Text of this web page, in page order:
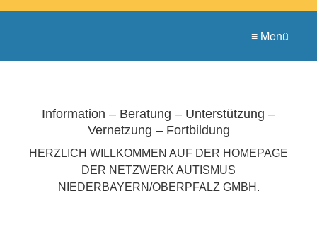
≡ Menü
Information – Beratung – Unterstützung –
Vernetzung – Fortbildung
HERZLICH WILLKOMMEN AUF DER HOMEPAGE
DER NETZWERK AUTISMUS
NIEDERBAYERN/OBERPFALZ GMBH.